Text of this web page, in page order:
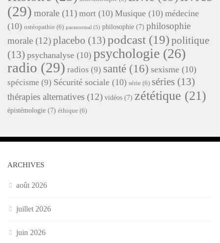
(29) morale (11) mort (10) Musique (10) médecine
(10) ostéopathie (6) paranormal (5) philosophie (7) philosophie
morale (12)placebo (13) podcast (19)politique
(13) psychanalyse (10) psychologie (26)
radio (29) radios (9) santé (16) sexisme (10)
spécisme (9) Sécurité sociale (10) série (6) séries (13)
thérapies alternatives (12) vidéos (7) zététique (21)
épistémologie (7) éthique (6)
ARCHIVES
août 2026
juillet 2026
juin 2026